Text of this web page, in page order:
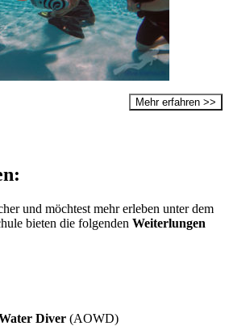
Mehr erfahren >>
und möchtest mehr erleben unter dem
bieten die folgenden Weiterlungen
Diver (AOWD)